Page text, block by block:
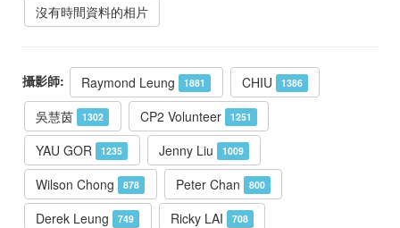
沒有時間資料的相片
攝影師: Raymond Leung 1881 CHIU 1386
吳慧茵 1302 CP2 Volunteer 1251
YAU GOR 1235 Jenny Liu 1009
Wilson Chong 878 Peter Chan 800
Derek Leung 749 Ricky LAI 708